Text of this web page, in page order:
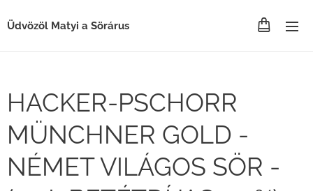
Üdvözöl Matyi a Sörárus
HACKER-PSCHORR
MÜNCHNER GOLD -
NÉMET VILÁGOS SÖR -